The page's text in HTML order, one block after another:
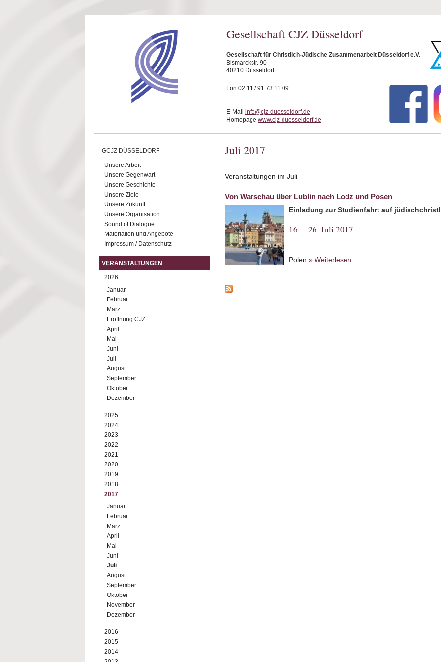
Gesellschaft CJZ Düsseldorf
Gesellschaft für Christlich-Jüdische Zusammenarbeit Düsseldorf e.V.
Bismarckstr. 90
40210 Düsseldorf
Fon 02 11 / 91 73 11 09
E-Mail info@cjz-duesseldorf.de
Homepage www.cjz-duesseldorf.de
GCJZ DÜSSELDORF
Unsere Arbeit
Unsere Gegenwart
Unsere Geschichte
Unsere Ziele
Unsere Zukunft
Unsere Organisation
Sound of Dialogue
Materialien und Angebote
Impressum / Datenschutz
VERANSTALTUNGEN
2026
Januar
Februar
März
Eröffnung CJZ
April
Mai
Juni
Juli
August
September
Oktober
Dezember
2025
2024
2023
2022
2021
2020
2019
2018
2017
Januar
Februar
März
April
Mai
Juni
Juli
August
September
Oktober
November
Dezember
2016
2015
2014
Juli 2017
Veranstaltungen im Juli
Von Warschau über Lublin nach Lodz und Posen
Einladung zur Studienfahrt auf
16. – 26. Juli 2017
Polen » Weiterlesen